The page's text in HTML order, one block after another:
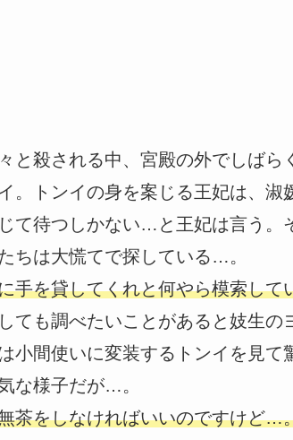
と殺される中、宮殿の外でしば
。トンイの身を案じる王妃は、淑
て待つしかない…と王妃は言う。
ちは大慌てで探している…。
手を貸してくれと何やら模索して
ても調べたいことがあると妓生
小間使いに変装するトンイを見
な様子だが…。
茶をしなければいいのですけど…